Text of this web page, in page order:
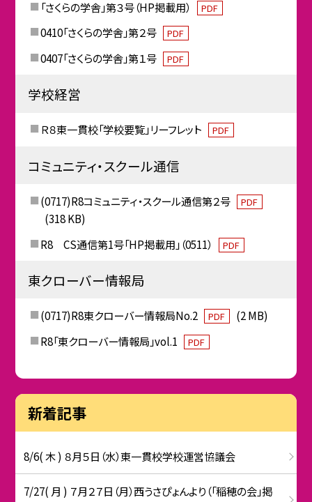
「さくらの学舎」第３号（HP掲載用）
PDF
0410「さくらの学舎」第２号 PDF
0407「さくらの学舎」第１号 PDF
学校経営
Ｒ８東一貫校「学校要覧」リーフレット PDF
コミュニティ・スクール通信
(0717)R8コミュニティ・スクール通信第２号 PDF
(318 KB)
R8 CS通信第1号「HP掲載用」（0511）
PDF
東クローバー情報局
(0717)R8東クローバー情報局No.2 PDF
(2 MB)
R8「東クローバー情報局」vol.1
PDF
新着記事
8/6( 木 ) ８月５日（水）東一貫校学校運営協議会
7/27( 月 ) ７月２７日（月）西うさぴょんより（「稲穂の会」掲